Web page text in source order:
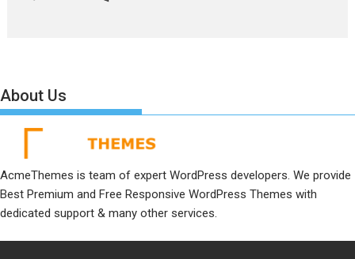
About Us
AcmeThemes is team of expert WordPress developers. We provide
Best Premium and Free Responsive WordPress Themes with
dedicated support & many other services.